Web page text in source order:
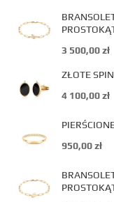
3 500,00zł
ZŁOTE
4 100,00zł
950,00zł